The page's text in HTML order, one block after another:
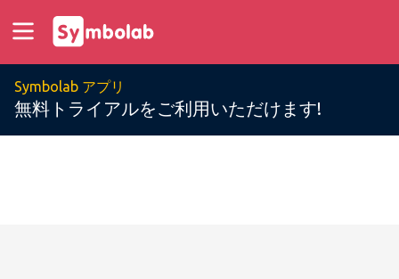
Symbolab アプリ
無料トライアルをご利用いただけます!